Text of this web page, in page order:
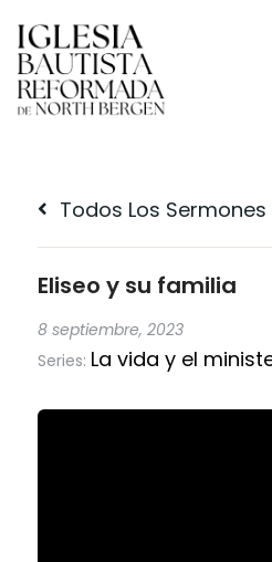
Todos Los Sermones
Eliseo y su familia
8 septiembre, 2023
Series: La vida y el